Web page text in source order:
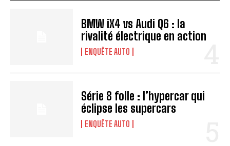
BMW iX4 vs Audi Q6 : la
rivalité électrique en action
ENQUÊTE AUTO
Série 8 folle : l’hypercar qui
éclipse les supercars
ENQUÊTE AUTO